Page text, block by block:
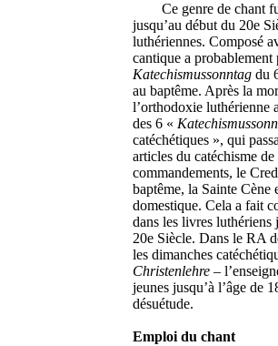
Ce genre de chant
jusqu’au début du 20e
luthériennes. Composé
cantique a probablement
Katechismussonntag du
au baptême. Après la
l’orthodoxie luthérienne
des 6 «
catéchétiques », qui
articles du catéchisme
commandements, le
baptême, la Sainte Cène
domestique. Cela a fait
dans les livres luthériens
20e Siècle. Dans le RA
les dimanches
Christenlehre –
jeunes jusqu’à l’âge de
désuétude.
Emploi du chant